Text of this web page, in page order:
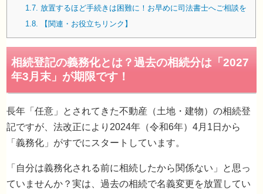
1.7. 放置するほど手続きは困難に！お早めに司法書士へご相談を
1.8.
【関連・お役立ちリンク】
相続登記の義務化とは？過去の相続分は「
年3月末」が期限です！
長年「任意」とされてきた不動産（土地・建物）の相続登
記ですが、法改正により2024年（令和6年）4月1日から
「義務化」がすでにスタートしています。
「自分は義務化される前に相続したから関係ない」と思っ
ていませんか？実は、過去の相続で名義変更を放置してい